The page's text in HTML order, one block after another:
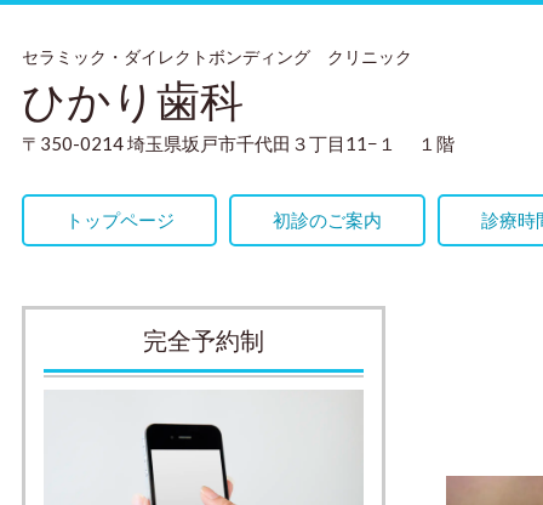
セラミック・ダイレクトボンディング クリニック
ひかり歯科
〒350-0214 埼玉県坂戸市千代田３丁目11−１ １階
トップページ 初診のご案内 診療時
完全予約制